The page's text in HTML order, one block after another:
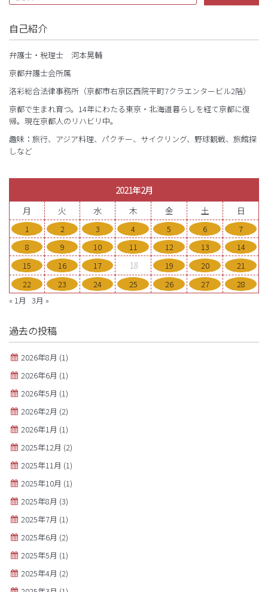
自己紹介
弁護士・税理士 河本晃輔
京都弁護士会所属
洛彩総合法律事務所（京都市右京区西院平町7クラエンタービル2階）
京都で生まれ育つ。14年にわたる東京・北海道暮らしを経て京都に復
帰。現在京都人のリハビリ中。
趣味：旅行、アジア料理、パクチー、サイクリング、野球観戦、旅館探
しなど
2021年2月
月
火 水 木 金 土 日
1 2 3 4 5 6
7
8
9 10 11 12 13
14
15
16 17 18 19 20
21
22
23 24 25 26 27
28
« 1月 3月 »
過去の投稿
2026年8月 (1)
2026年6月 (1)
2026年5月 (1)
2026年2月 (2)
2026年1月 (1)
2025年12月 (2)
2025年11月 (1)
2025年10月 (1)
2025年8月 (3)
2025年7月 (1)
2025年6月 (2)
2025年5月 (1)
2025年4月 (2)